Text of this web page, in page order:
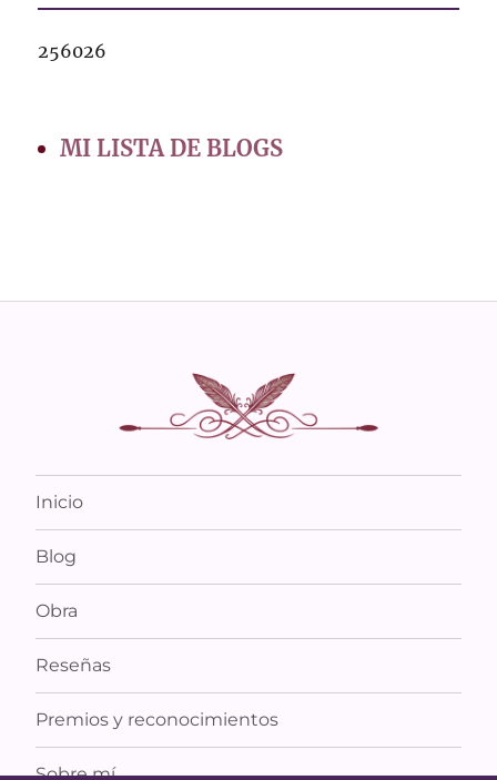
256026
MI LISTA DE BLOGS
Inicio
Blog
Obra
Reseñas
Premios y reconocimientos
Sobre mí